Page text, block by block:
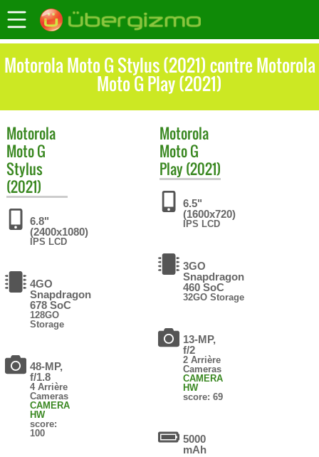
Motorola Moto G Stylus (2021) contre Motorola
Moto G Play (2021)
Motorola
Moto G
Stylus
(2021)
6.8"
(2400x1080)
IPS LCD
4GO
Snapdragon
678 SoC
128GO
Storage
48-MP,
f/1.8
4 Arrière
Cameras
CAMERA
HW
score:
100
Motorola
Moto G
Play (2021)
6.5"
(1600x720)
IPS LCD
3GO
Snapdragon
460 SoC
32GO Storage
13-MP,
f/2
2 Arrière
Cameras
CAMERA
HW
score: 69
5000
mAh